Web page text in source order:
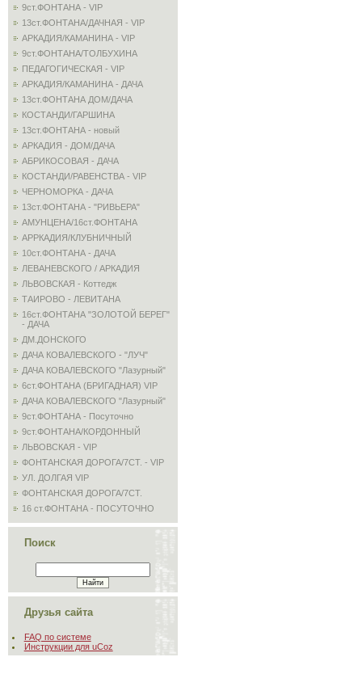
9ст.ФОНТАНА - VIP
13ст.ФОНТАНА/ДАЧНАЯ - VIP
АРКАДИЯ/КАМАНИНА - VIP
9ст.ФОНТАНА/ТОЛБУХИНА
ПЕДАГОГИЧЕСКАЯ - VIP
АРКАДИЯ/КАМАНИНА - ДАЧА
13ст.ФОНТАНА ДОМ/ДАЧА
КОСТАНДИ/ГАРШИНА
13ст.ФОНТАНА - новый
АРКАДИЯ - ДОМ/ДАЧА
АБРИКОСОВАЯ - ДАЧА
КОСТАНДИ/РАВЕНСТВА - VIP
ЧЕРНОМОРКА - ДАЧА
13ст.ФОНТАНА - "РИВЬЕРА"
АМУНЦЕНА/16ст.ФОНТАНА
АРРКАДИЯ/КЛУБНИЧНЫЙ
10ст.ФОНТАНА - ДАЧА
ЛЕВАНЕВСКОГО / АРКАДИЯ
ЛЬВОВСКАЯ - Коттедж
ТАИРОВО - ЛЕВИТАНА
16ст.ФОНТАНА "ЗОЛОТОЙ БЕРЕГ"
- ДАЧА
ДМ.ДОНСКОГО
ДАЧА КОВАЛЕВСКОГО - "ЛУЧ"
ДАЧА КОВАЛЕВСКОГО "Лазурный"
6ст.ФОНТАНА (БРИГАДНАЯ) VIP
ДАЧА КОВАЛЕВСКОГО "Лазурный"
9ст.ФОНТАНА - Посуточно
9ст.ФОНТАНА/КОРДОННЫЙ
ЛЬВОВСКАЯ - VIP
ФОНТАНСКАЯ ДОРОГА/7СТ. - VIP
УЛ. ДОЛГАЯ VIP
ФОНТАНСКАЯ ДОРОГА/7СТ.
16 ст.ФОНТАНА - ПОСУТОЧНО
Поиск
Друзья сайта
FAQ по системе
Инструкции для uCoz